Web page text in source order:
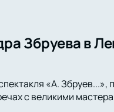
Збруева в
«А. Збруев...»,
с великими